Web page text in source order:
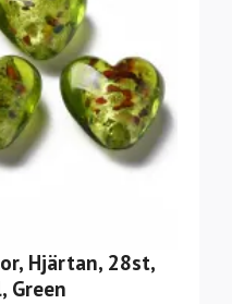
Hjärtan, 28st,
Green